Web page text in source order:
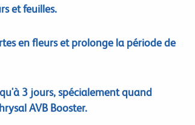
et feuilles.
en fleurs et prolonge la période de
3 jours, spécialement quand
AVB Booster.